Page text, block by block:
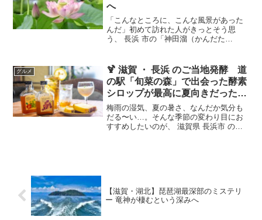
へ
「こんなところに、こんな風景があった
んだ」初めて訪れた人がきっとそう思
う、 長浜 市の「神田溜（かんだた
に浮かぶ桃色の花一面に広がる青々とし
た蓮の葉。その間から、そっ...
グルメ
🍹 滋賀 ・ 長浜 のご当地発酵 道
の駅「旬菜の森」で出会った酵素
シロップが最高に夏向きだった
件。
梅雨の湿気、夏の暑さ、なんだか気分も
だる〜い…。そんな季節の変わり目にお
すすめしたいのが、 滋賀県 長浜市 の道
【滋賀・湖北】琵琶湖最深部のミステリ
ー 竜神が棲むという深みへ